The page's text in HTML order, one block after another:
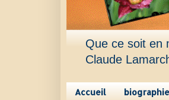
Que ce soit en
Claude
Accueil biographie